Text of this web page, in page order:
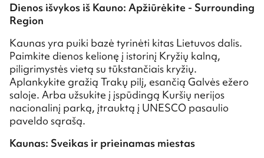
Dienos išvykos iš Kauno: Apžiūrėkite - Surrounding
Region
Kaunas yra puiki bazė tyrinėti kitas Lietuvos dalis.
Paimkite dienos kelionę į istorinį Kryžių kalną,
piligrimystės vietą su tūkstančiais kryžių.
Aplankykite gražią Trakų pilį, esančią Galvės ežero
saloje. Arba užsukite į įspūdingą Kuršių nerijos
nacionalinį parką, įtrauktą į UNESCO pasaulio
paveldo sąrašą.
Kaunas: Sveikas ir prieinamas miestas